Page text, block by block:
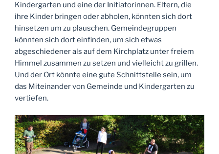
Kindergarten und eine der Initiatorinnen. Eltern, die
ihre Kinder bringen oder abholen, könnten sich dort
hinsetzen um zu plauschen. Gemeindegruppen
könnten sich dort einfinden, um sich etwas
abgeschiedener als auf dem Kirchplatz unter freiem
Himmel zusammen zu setzen und vielleicht zu grillen.
Und der Ort könnte eine gute Schnittstelle sein, um
das Miteinander von Gemeinde und Kindergarten zu
vertiefen.